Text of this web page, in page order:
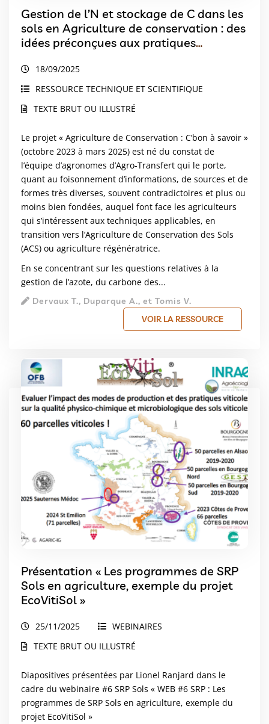
Gestion de l’N et stockage de C dans les
sols en Agriculture de conservation : des
idées préconçues aux pratiques
18/09/2025
RESSOURCE TECHNIQUE ET SCIENTIFIQUE
TEXTE BRUT OU ILLUSTRÉ
Le projet « Agriculture de Conservation : C’bon à savoir »
(octobre 2023 à mars 2025) est né du constat de
l’équipe d’agronomes d’Agro-Transfert qui le porte,
quant au foisonnement d’informations, de sources et de
formes très diverses, souvent contradictoires et plus ou
moins bien fondées, auquel font face les agriculteurs
qui s’intéressent aux techniques applicables, en
transition vers l’Agriculture de Conservation des Sols
(ACS) ou agriculture régénératrice.
En se concentrant sur les questions relatives à la
gestion de l’azote, du carbone des...
Dervaux T., Duparque A., et Tomis V.
VOIR LA RESSOURCE
Présentation « Les programmes de SRP
Sols en agriculture, exemple du projet
EcoVitiSol »
25/11/2025
WEBINAIRES
TEXTE BRUT OU ILLUSTRÉ
Diapositives présentées par Lionel Ranjard dans le
cadre du webinaire #6 SRP Sols « WEB #6 SRP : Les
programmes de SRP Sols en agriculture, exemple du
projet EcoVitiSol »